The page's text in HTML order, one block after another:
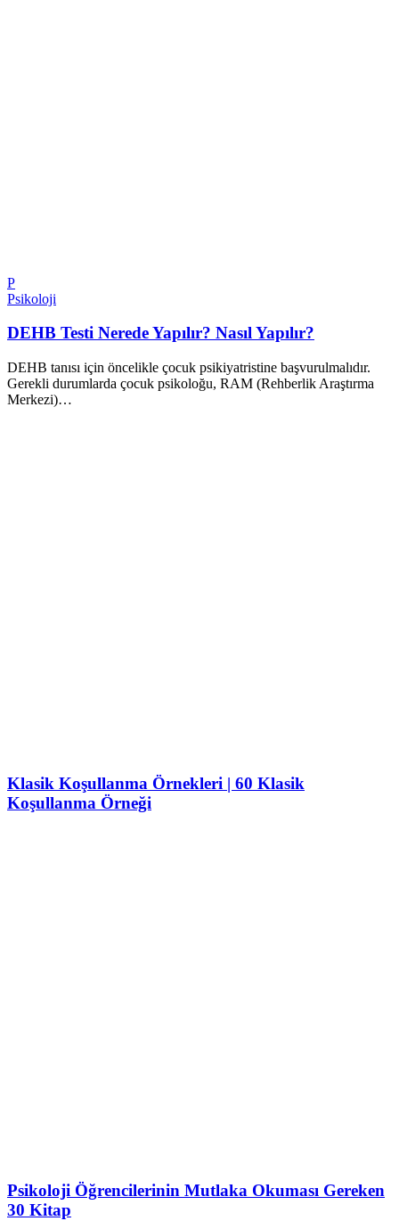
P
Psikoloji
DEHB Testi Nerede Yapılır? Nasıl Yapılır?
DEHB tanısı için öncelikle çocuk psikiyatristine başvurulmalıdır.
Gerekli durumlarda çocuk psikoloğu, RAM (Rehberlik Araştırma
Merkezi)…
Klasik Koşullanma Örnekleri | 60 Klasik
Koşullanma Örneği
Psikoloji Öğrencilerinin Mutlaka Okuması Gereken
30 Kitap